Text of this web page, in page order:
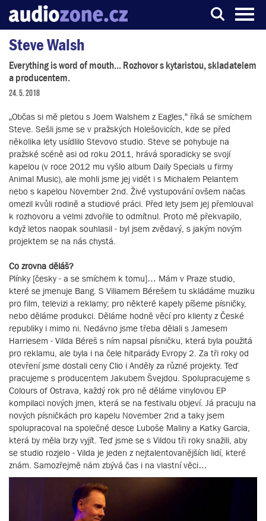
Server o digitálním zpracování zvuku
Steve Walsh
Everything is word of mouth... Rozhovor s kytaristou, skladatelem
a producentem.
24. 5. 2018
„Občas si mě pletou s Joem Walshem z Eagles,“ říká se smíchem
Steve. Sešli jsme se v pražských Holešovicích, kde se před
několika lety usídlilo Stevovo studio. Steve se pohybuje na
pražské scéně asi od roku 2011, hrává sporadicky se svojí
kapelou (v roce 2012 mu vyšlo album Daily Specials u firmy
Animal Music), ale mohli jsme jej vidět i s Michalem Pelantem
nebo s kapelou November 2nd. Živé vystupování ovšem načas
omezil kvůli rodině a studiové práci. Před lety jsem jej přemlouval
k rozhovoru a velmi zdvořile to odmítnul. Proto mě překvapilo,
když letos naopak souhlasil - byl jsem zvědavý, s jakým novým
projektem se na nás chystá.
Co zrovna děláš?
Plínky [česky - a se smíchem k tomu]… Mám v Praze studio,
které se jmenuje Bang. S Viliamem Bérešem tu skládáme muziku
pro film, televizi a reklamy; pro některé kapely píšeme písničky,
nebo děláme produkci. Děláme hodně věcí pro klienty z České
republiky i mimo ni. Nedávno jsme třeba dělali s Jamesem
Harriesem - Vilda Béreš s ním napsal písničku, která byla použitá
pro reklamu, ale byla i na čele hitparády Evropy 2. Za tři roky od
otevření jsme dostali ceny Clio i Anděly za různé projekty. Teď
pracujeme s producentem Jakubem Švejdou. Spolupracujeme s
Colours of Ostrava, každý rok pro ně děláme vinylovou EP
kompilaci nových jmen, která se na festivalu objeví. Já pracuju na
nových písničkách pro kapelu November 2nd a taky jsem
spolupracoval na společné desce Luboše Maliny a Katky Garcia,
která by měla brzy vyjít. Teď jsme se s Vildou tři roky snažili, aby
se studio rozjelo - Vilda je jeden z nejtalentovanějších lidí, které
znám. Samozřejmě nám zbývá čas i na vlastní věci…